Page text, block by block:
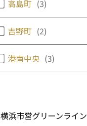
高島町 (3)
吉野町 (2)
港南中央 (3)
横浜市営グリーンライン